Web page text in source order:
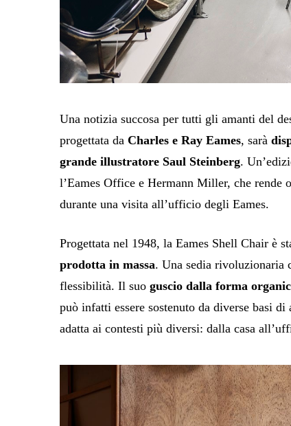
Una notizia succosa per tutti gli amanti del
progettata da Charles e Ray Eames, sarà
grande illustratore Saul Steinberg.
l’Eames Office e Hermann Miller, che rende
durante una visita all’ufficio degli Eames.
Progettata nel 1948, la Eames Shell Chair è
prodotta in massa. Una sedia rivoluzionaria
flessibilità. Il suo guscio dalla forma
può infatti essere sostenuto da diverse basi
adatta ai contesti più diversi: dalla casa